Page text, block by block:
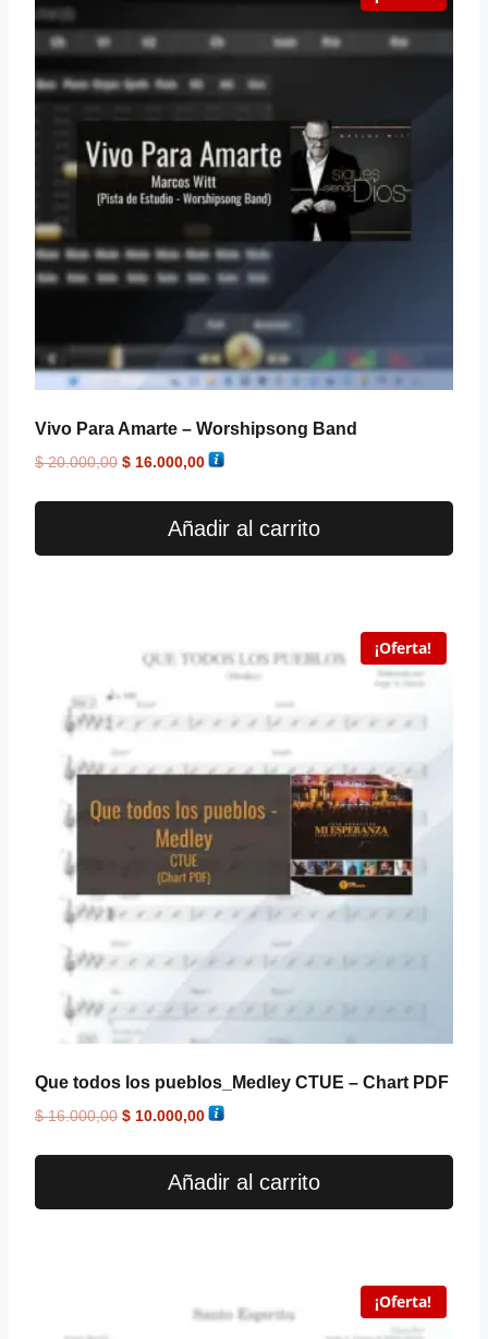
Vivo Para Amarte – Worshipsong Band
$20.000,00 $ 16.000,00
Añadir al carrito
¡Oferta!
Que todos los pueblos_Medley CTUE – Chart PDF
$16.000,00 $ 10.000,00
Añadir al carrito
¡Oferta!